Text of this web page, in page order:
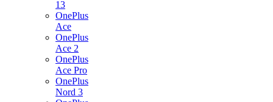
13
OnePlus
Ace
OnePlus
Ace 2
OnePlus
Ace Pro
OnePlus
Nord 3